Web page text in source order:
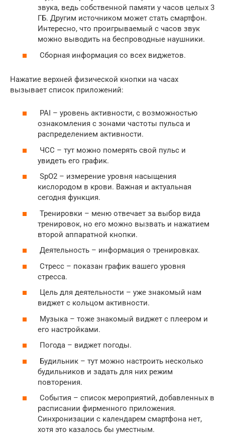
звука, ведь собственной памяти у часов целых 3
ГБ. Другим источником может стать смартфон.
Интересно, что проигрываемый с часов звук
можно выводить на беспроводные наушники.
Сборная информация со всех виджетов.
Нажатие верхней физической кнопки на часах
вызывает список приложений:
PAI – уровень активности, с возможностью
ознакомления с зонами частоты пульса и
распределением активности.
ЧСС – тут можно померять свой пульс и
увидеть его график.
SpO2 – измерение уровня насыщения
кислородом в крови. Важная и актуальная
сегодня функция.
Тренировки – меню отвечает за выбор вида
тренировок, но его можно вызвать и нажатием
второй аппаратной кнопки.
Деятельность – информация о тренировках.
Стресс – показан график вашего уровня
стресса.
Цель для деятельности – уже знакомый нам
виджет с кольцом активности.
Музыка – тоже знакомый виджет с плеером и
его настройками.
Погода – виджет погоды.
Будильник – тут можно настроить несколько
будильников и задать для них режим
повторения.
События – список мероприятий, добавленных в
расписании фирменного приложения.
Синхронизации с календарем смартфона нет,
хотя это казалось бы уместным.